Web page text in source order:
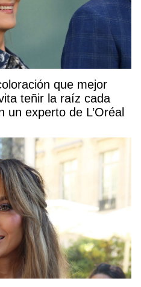
que mejor
teñir la raíz cada
un experto de L’Oréal